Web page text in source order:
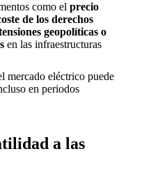
como el precio
de los derechos
geopolíticas o
en las infraestructuras
mercado eléctrico puede
en periodos
a las